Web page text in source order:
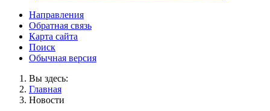
Направления
Обратная связь
Карта сайта
Поиск
Обычная версия
Вы здесь:
Главная
Новости